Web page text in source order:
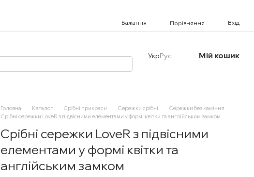
Бажання Порівняння Вхід
УкрРус Мій кошик
Головна Каталог Срібні прикраси Сережки срібні
Сережки без каміння
Срібні сережки LoveR з підвісними елементами у формі квітки та англійським замком
Срібні сережки LoveR з підвісними
елементами у формі квітки та
англійським замком